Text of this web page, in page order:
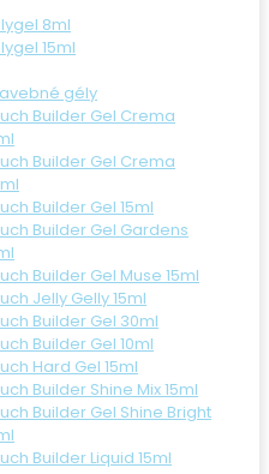
8ml
15ml
gély
Builder Gel Crema
Builder Gel Crema
Builder Gel 15ml
Builder Gel Gardens
Builder Gel Muse 15ml
Jelly Gelly 15ml
Builder Gel 30ml
Builder Gel 10ml
Hard Gel 15ml
Builder Shine Mix 15ml
Builder Gel Shine Bright
Builder Liquid 15ml